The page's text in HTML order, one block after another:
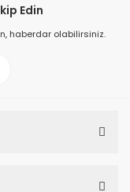
Edin
haberdar olabilirsiniz.